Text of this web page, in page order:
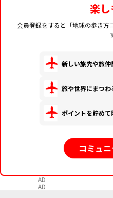
楽し
会員登録をすると「地球の歩き方
新しい旅先や旅仲
旅や世界にまつわ
ポイントを貯めて
コミュ
AD
AD